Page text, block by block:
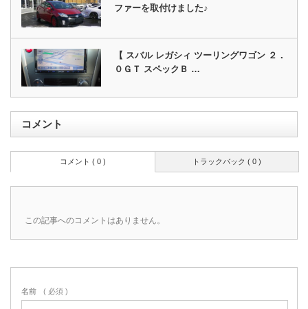
ファーを取付けました♪
【 スバル レガシィ ツーリングワゴン ２．
０ＧＴ スペックＢ …
コメント
トラックバック ( 0 )
コメント ( 0 )
この記事へのコメントはありません。
名前 ( 必須 )